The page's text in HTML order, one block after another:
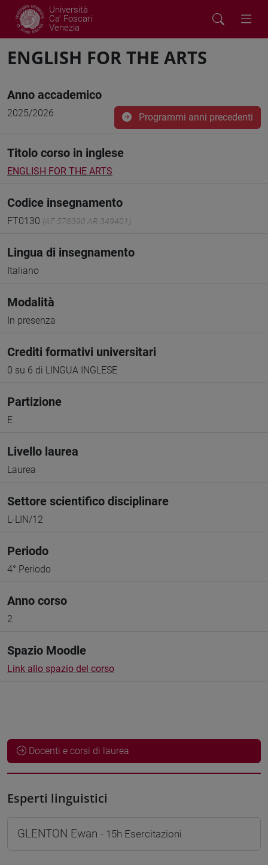
Università
Ca' Foscari
Venezia
ENGLISH FOR THE ARTS
Anno accademico
2025/2026 Programmi anni precedenti
Titolo corso in inglese
ENGLISH FOR THE ARTS
Codice insegnamento
FT0130 (AF:578390 AR:349401)
Lingua di insegnamento
Italiano
Modalità
In presenza
Crediti formativi universitari
0 su 6 di LINGUA INGLESE
Partizione
E
Livello laurea
Laurea
Settore scientifico disciplinare
L-LIN/12
Periodo
4° Periodo
Anno corso
2
Spazio Moodle
Link allo spazio del corso
Docenti e corsi di laurea
Esperti linguistici
GLENTON Ewan - 15h Esercitazioni